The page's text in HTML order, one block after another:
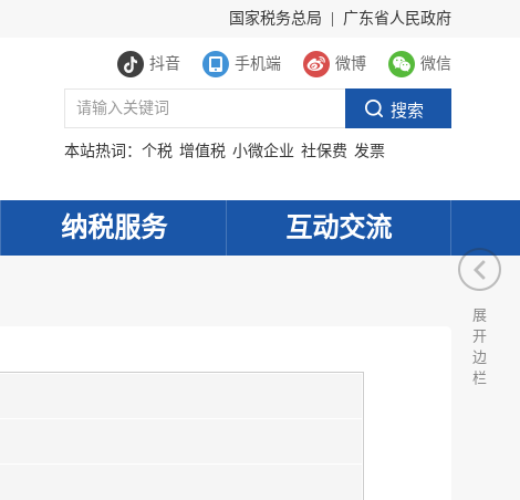
国家税务总局 广东省人民政府
抖音 手机端 微博 微信
本站热词： 个税 增值税 小微企业 社保费 发票
纳税服务 互动交流
展
开
边
栏